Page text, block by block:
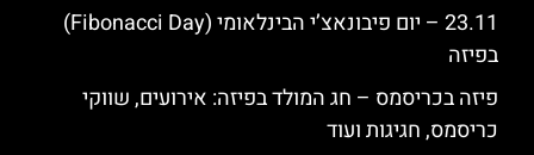
23.11 – יום פיבונאצ’י הבינלאומי (Fibonacci Day)
בפיזה
פיזה בכריסמס – חג המולד בפיזה: אירועים, שווקי
כריסמס, חגיגות ועוד